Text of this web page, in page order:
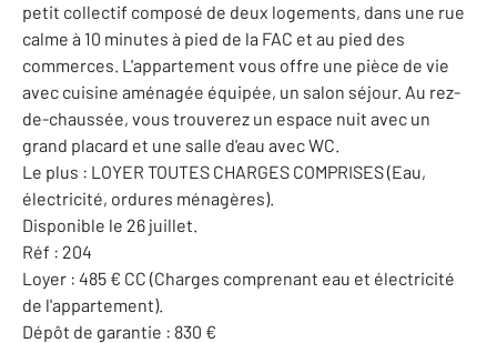
petit collectif composé de deux logements, dans une rue
calme à 10 minutes à pied de la FAC et au pied des
commerces. L'appartement vous offre une pièce de vie
avec cuisine aménagée équipée, un salon séjour. Au rez-
de-chaussée, vous trouverez un espace nuit avec un
grand placard et une salle d'eau avec WC.
Le plus : LOYER TOUTES CHARGES COMPRISES (Eau,
électricité, ordures ménagères).
Disponible le 26 juillet.
Réf : 204
Loyer : 485 € CC (Charges comprenant eau et électricité
de l'appartement).
Dépôt de garantie : 830 €